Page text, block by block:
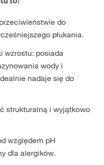
to:
do
płukania.
wzrostu: posiada
wody i
nadaje się do
strukturalną i wyjątkowo
względem pH
dla alergików.